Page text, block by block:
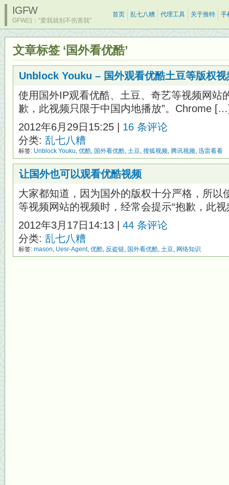
IGFW
GFW曰：“爱我就别不伤害我”
首页 乱七八糟 代理工具 关于推特 手
文章标签 ‘国外看优酷’
Unblock Youku – 国外观看优酷土豆等版权视
使用国外IP观看优酷、土豆、奇艺等视频网站
歉，此视频只限于中国内地播放”。Chrome
2012年6月29日15:25 | 16 条评论
分类: 乱七八糟
标签: Unblock Youku, 优酷, 国外看优酷, 土豆, 搜狐视频, 腾讯视频, 迅雷看看
让国外也可以观看优酷视频
大家都知道，因为国外的版权十分严格，所以
等视频网站的视频时，经常会提示“抱歉，此
2012年3月17日14:13 | 44 条评论
分类: 乱七八糟
标签: mason, Uesr-Agent, 优酷, 反盗链, 国外看优酷, 土豆, 网络知识